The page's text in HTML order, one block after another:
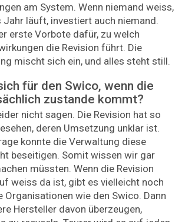
am System. Wenn niemand weiss,
läuft, investiert auch niemand.
erste Vorbote dafür, zu welch
die Revision führt. Die
mischt sich ein, und alles steht still.
für den Swico, wenn die
­zustande kommt?
nicht sagen. Die Revision hat so
deren Umsetzung unklar ist.
konnte die Verwaltung diese
beseitigen. Somit wissen wir gar
müssten. Wenn die Revision
weiss da ist, gibt es vielleicht noch
Organisationen wie den Swico. Dann
Hersteller davon überzeugen,